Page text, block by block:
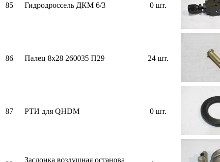
85 Гидродроссель ДКМ 6/3 0 шт.
86 Палец 8х28 260035 П29 24 шт.
87 РТИ для QHDM 0 шт.
Заслонка воздушная останова